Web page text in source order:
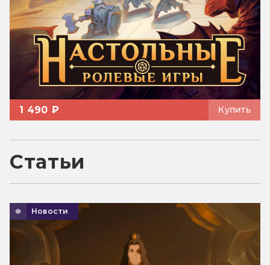
1 490 ₽ Купить
Статьи
Новости